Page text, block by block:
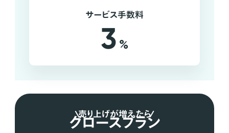
サービス手数料
3 %
売り上げが増えたら
グロースプラン